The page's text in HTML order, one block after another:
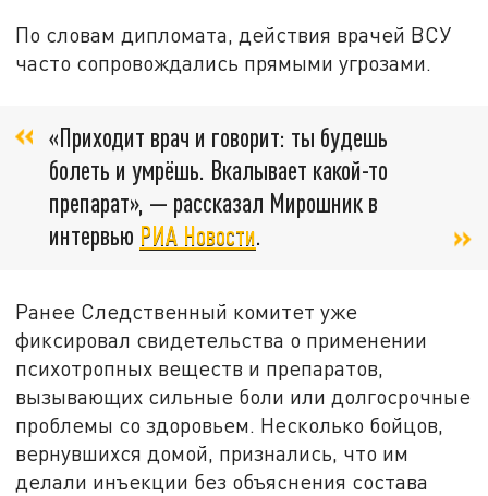
По словам дипломата, действия врачей ВСУ
часто сопровождались прямыми угрозами.
«Приходит врач и говорит: ты будешь
болеть и умрёшь. Вкалывает какой-то
препарат», — рассказал Мирошник в
интервью РИА Новости.
Ранее Следственный комитет уже
фиксировал свидетельства о применении
психотропных веществ и препаратов,
вызывающих сильные боли или долгосрочные
проблемы со здоровьем. Несколько бойцов,
вернувшихся домой, признались, что им
делали инъекции без объяснения состава